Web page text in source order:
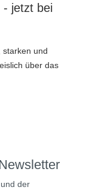
- jetzt bei
starken und
über das
und der